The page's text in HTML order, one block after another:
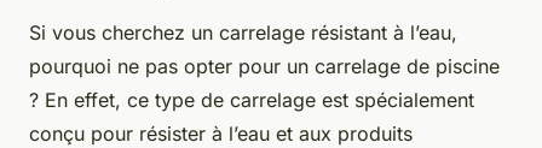
Si vous cherchez un carrelage résistant à l’eau,
pourquoi ne pas opter pour un carrelage de piscine
? En effet, ce type de carrelage est spécialement
conçu pour résister à l’eau et aux produits